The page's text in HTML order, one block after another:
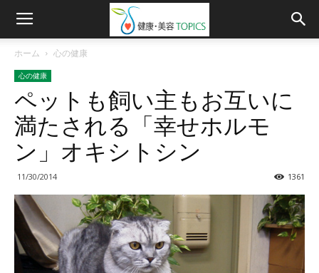
ホーム 心の健康
心の健康
ペットも飼い主もお互いに
満たされる「幸せホルモ
ン」オキシトシン
11/30/2014 1361